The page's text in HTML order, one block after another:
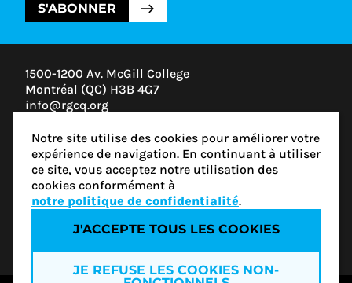
Notre site utilise des cookies pour améliorer votre
expérience de navigation. En continuant à utiliser
ce site, vous acceptez notre utilisation des
cookies conformément à
notre politique de confidentialité.
J'ACCEPTE TOUS LES COOKIES
JE REFUSE LES COOKIES NON-
S'ABONNER
1500-1200 Av. McGill College
Montréal (QC) H3B 4G7
info@rgcq.org
MONTRÉAL
QUÉBEC
OUTAOUAIS
ESTRIE